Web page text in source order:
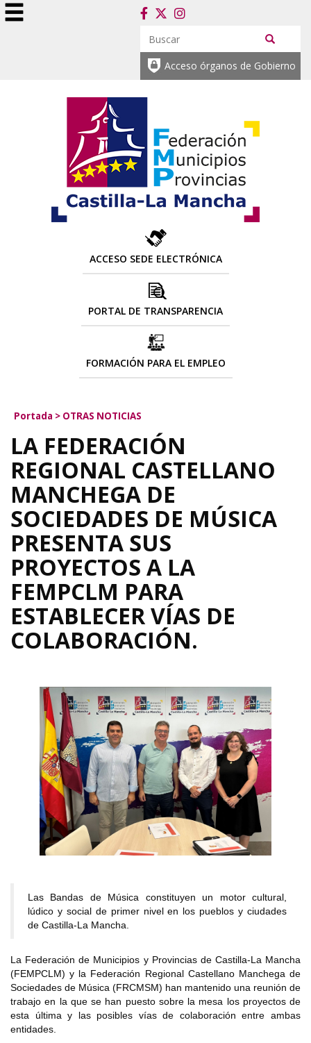
Acceso órganos de Gobierno
ACCESO SEDE ELECTRÓNICA
PORTAL DE TRANSPARENCIA
FORMACIÓN PARA EL EMPLEO
Portada > OTRAS NOTICIAS
LA FEDERACIÓN
REGIONAL CASTELLANO
MANCHEGA DE
SOCIEDADES DE MÚSICA
PRESENTA SUS
PROYECTOS A LA
FEMPCLM PARA
ESTABLECER VÍAS DE
COLABORACIÓN.
Las Bandas de Música constituyen un motor cultural,
lúdico y social de primer nivel en los pueblos y ciudades
de Castilla-La Mancha.
La Federación de Municipios y Provincias de Castilla-La Mancha
(FEMPCLM) y la Federación Regional Castellano Manchega de
Sociedades de Música (FRCMSM) han mantenido una reunión de
trabajo en la que se han puesto sobre la mesa los proyectos de
esta última y las posibles vías de colaboración entre ambas
entidades.